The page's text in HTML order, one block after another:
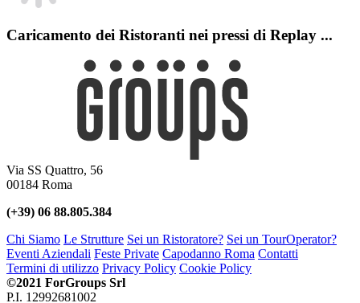
Caricamento dei Ristoranti nei pressi di Replay ...
Via SS Quattro, 56
00184 Roma
(+39) 06 88.805.384
Chi Siamo Le Strutture Sei un Ristoratore? Sei un TourOperator?
Eventi Aziendali Feste Private Capodanno Roma Contatti
Termini di utilizzo Privacy Policy Cookie Policy
©2021 ForGroups Srl
P.I. 12992681002